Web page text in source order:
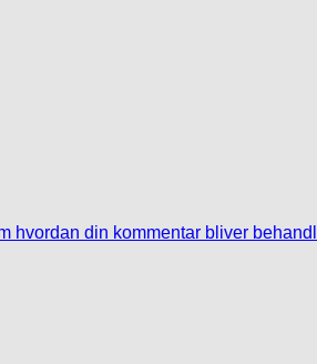
hvordan din kommentar bliver